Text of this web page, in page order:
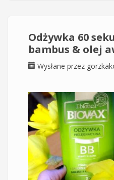
Odżywka 60
bambus & olej
Wysłane przez